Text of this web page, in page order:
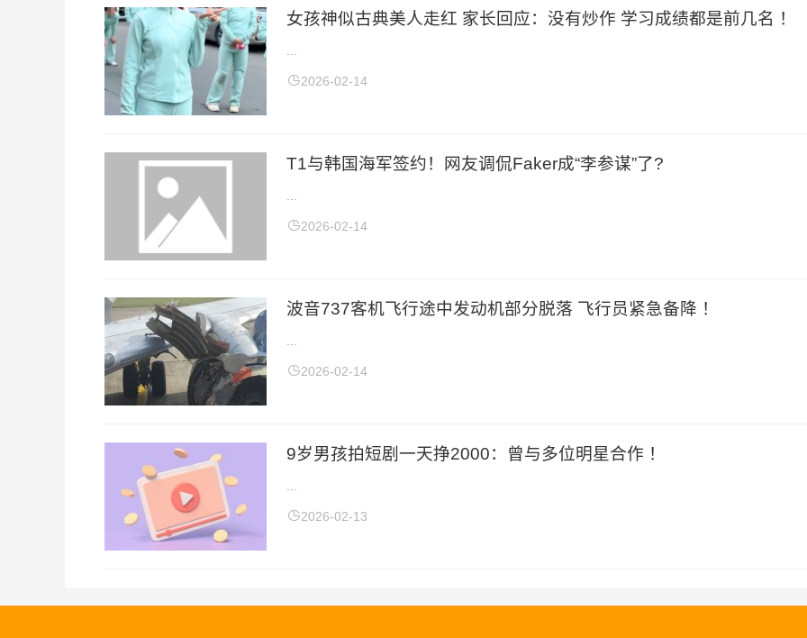
女孩神似古典美人走红 家长回应：没有炒作 学习成绩都是前几名 ！
2026-02-14
T1与韩国海军签约！网友调侃Faker成“李参谋”了?
2026-02-14
波音737客机飞行途中发动机部分脱落 飞行员紧急备降 ！
2026-02-14
9岁男孩拍短剧一天挣2000：曾与多位明星合作 ！
2026-02-13